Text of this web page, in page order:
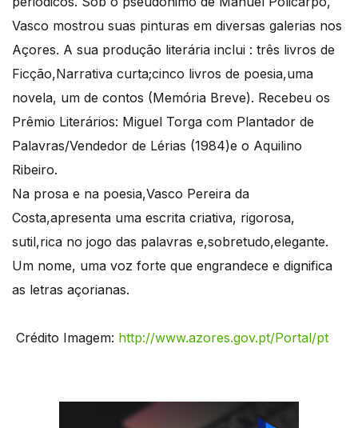
Vasco mostrou suas pinturas em diversas galerias nos
Açores. A sua produção literária inclui : três livros de
Ficção,Narrativa curta;cinco livros de poesia,uma
novela, um de contos (Memória Breve). Recebeu os
Prêmio Literários: Miguel Torga com Plantador de
Palavras/Vendedor de Lérias (1984)e o Aquilino
Ribeiro.
Na prosa e na poesia,Vasco Pereira da
Costa,apresenta uma escrita criativa, rigorosa,
sutil,rica no jogo das palavras e,sobretudo,elegante.
Um nome, uma voz forte que engrandece e dignifica
as letras açorianas.
Crédito Imagem: http://www.azores.gov.pt/Portal/pt